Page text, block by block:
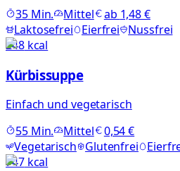
35Min. Mittel ab 1,48 €
Laktosefrei
Eierfrei
Nussfrei
248kcal
Kürbissuppe
Einfach und vegetarisch
55Min. Mittel
0,54 €
Vegetarisch
Glutenfrei
747kcal